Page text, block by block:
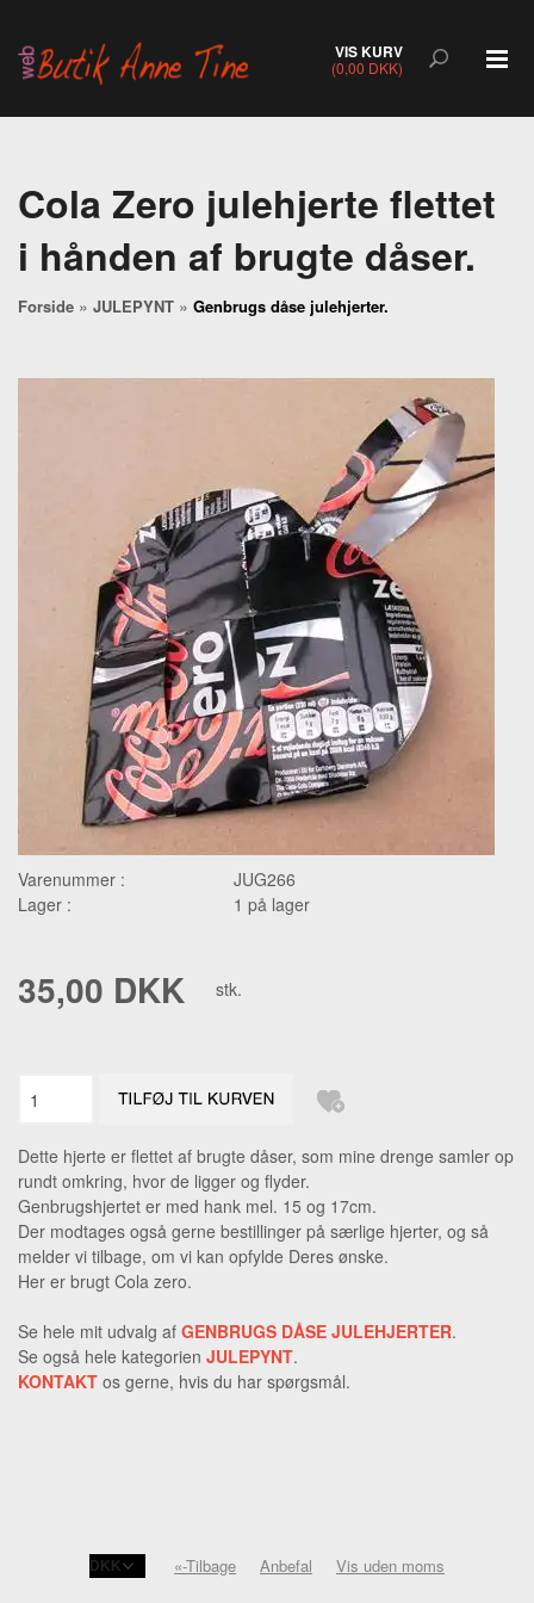
VIS KURV
(0,00 DKK)
Cola Zero julehjerte flettet
i hånden af brugte dåser.
Forside » JULEPYNT » Genbrugs dåse julehjerter.
Varenummer :
JUG266
Lager :
1 på lager
35,00 DKK stk.
Dette hjerte er flettet af brugte dåser, som mine drenge samler op
rundt omkring, hvor de ligger og flyder.
Genbrugshjertet er med hank mel. 15 og 17cm.
Der modtages også gerne bestillinger på særlige hjerter, og så
melder vi tilbage, om vi kan opfylde Deres ønske.
Her er brugt Cola zero.
Se hele mit udvalg af GENBRUGS DÅSE JULEHJERTER.
Se også hele kategorien JULEPYNT.
KONTAKT os gerne, hvis du har spørgsmål.
«-Tilbage Anbefal Vis uden moms